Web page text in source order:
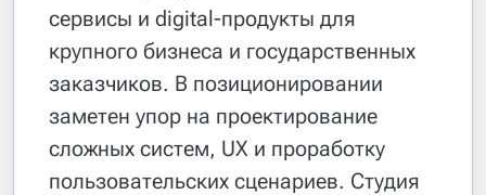
сервисы и digital-продукты для
крупного бизнеса и государственных
заказчиков. В позиционировании
заметен упор на проектирование
сложных систем, UX и проработку
пользовательских сценариев. Студия